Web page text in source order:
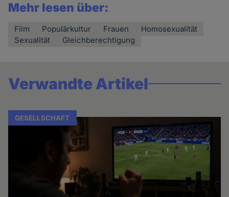
Mehr lesen über:
Film Populärkultur Frauen
Homosexualität
Sexualität
Gleichberechtigung
Verwandte Artikel
GESELLSCHAFT